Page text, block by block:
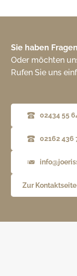
Sie haben
Oder möchten
Rufen Sie uns
02434 55
02162 436
Zur Kontaktseite